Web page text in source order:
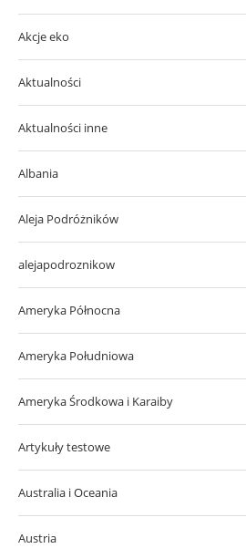
Akcje eko
Aktualności
Aktualności inne
Albania
Aleja Podróżników
alejapodroznikow
Ameryka Północna
Ameryka Południowa
Ameryka Środkowa i Karaiby
Artykuły testowe
Australia i Oceania
Austria